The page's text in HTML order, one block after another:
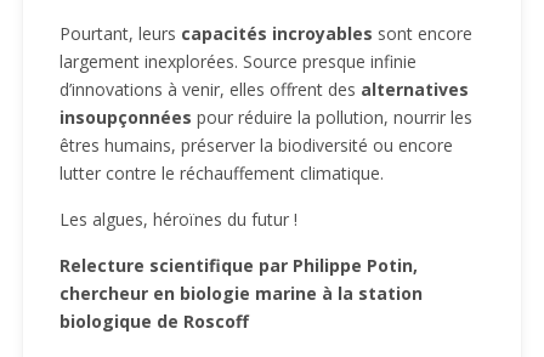
Pourtant, leurs capacités incroyables sont encore
largement inexplorées. Source presque infinie
d’innovations à venir, elles offrent des alternatives
insoupçonnées pour réduire la pollution, nourrir les
êtres humains, préserver la biodiversité ou encore
lutter contre le réchauffement climatique.
Les algues, héroïnes du futur !
Relecture scientifique par Philippe Potin,
chercheur en biologie marine à la station
biologique de Roscoff